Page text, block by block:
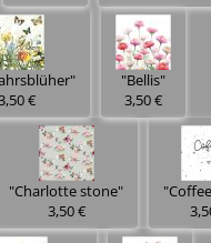
€
"Bellis"
3,50 €
"Charlotte stone"
3,50 €